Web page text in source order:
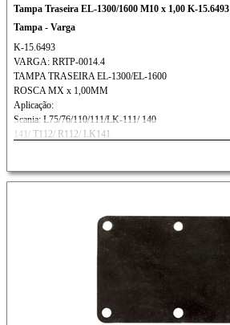
Tampa Traseira EL-1300/1600 M10 x 1,00 K-15.6493
Tampa - Varga
K-15.6493
VARGA: RRTP-0014.4
TAMPA TRASEIRA EL-1300/EL-1600
ROSCA MX x 1,00MM
Aplicação:
Scania: L75/76/110/111/LK-111/ 140
141/ T112/ R112/ LK141